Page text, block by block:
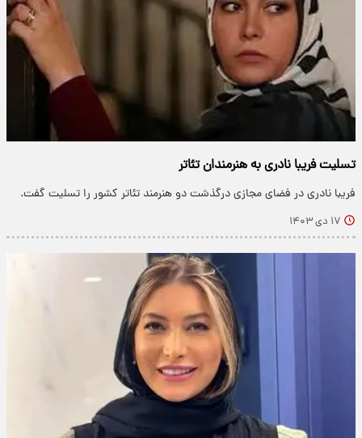
تسلیت فریبا نادری به هنرمندان تئاتر
فریبا نادری در فضای مجازی درگذشت دو هنرمند تئاتر کشور را تسلیت گفت.
۱۷ دی ۱۴۰۳